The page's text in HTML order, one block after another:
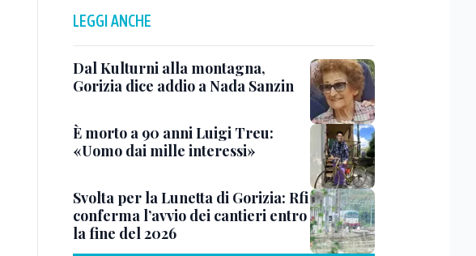
LEGGI ANCHE
Dal Kulturni alla montagna,
Gorizia dice addio a Nada Sanzin
È morto a 90 anni Luigi Treu:
«Uomo dai mille interessi»
Svolta per la Lunetta di Gorizia: Rfi
conferma l’avvio dei cantieri entro
la fine del 2026